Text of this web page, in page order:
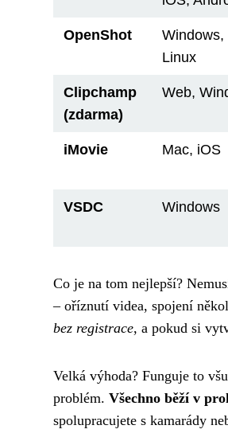
OpenShot
Windows,
Linux
Clipchamp
(zdarma)
Web,
iMovie Mac, iOS
VSDC Windows
Co je na tom nejlepší?
– oříznutí videa, spojení
bez registrace, a pokud si
Velká výhoda? Funguje to
problém. Všechno běží v
spolupracujete s kamarády